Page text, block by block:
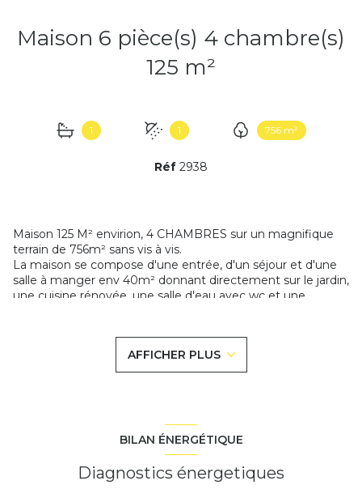
Maison 6 pièce(s) 4 chambre(s)
125 m²
1 1 756 m²
Réf 2938
Maison 125 M² envirion, 4 CHAMBRES sur un magnifique
terrain de 756m² sans vis à vis.
La maison se compose d'une entrée, d'un séjour et d'une
salle à manger env 40m² donnant directement sur le jardin,
une cuisine rénovée, une salle d'eau avec wc et une
Un bâtiment indépendant avec un garage + 2 pièces de
rangement avec électricité. Possibilité de stationner
Un petit air de campagne à 400m de la forêt de Sénart
Les informations sur les risques auxquels ce bien est
exposé sont disponibles sur le siteGéorisques
AFFICHER PLUS
BILAN ÉNERGÉTIQUE
Diagnostics énergetiques